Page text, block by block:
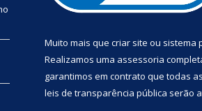
Muito mais que criar site ou sistema
Realizamos uma assessoria
garantimos em contrato que todas
leis de transparência pública serão